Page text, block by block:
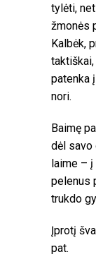
tylėti,
žmonės
Kalbėk,
patenka
nori.
Baimę
dėl savo
laime – į
pelenus
trukdo
Įprotį
pat.